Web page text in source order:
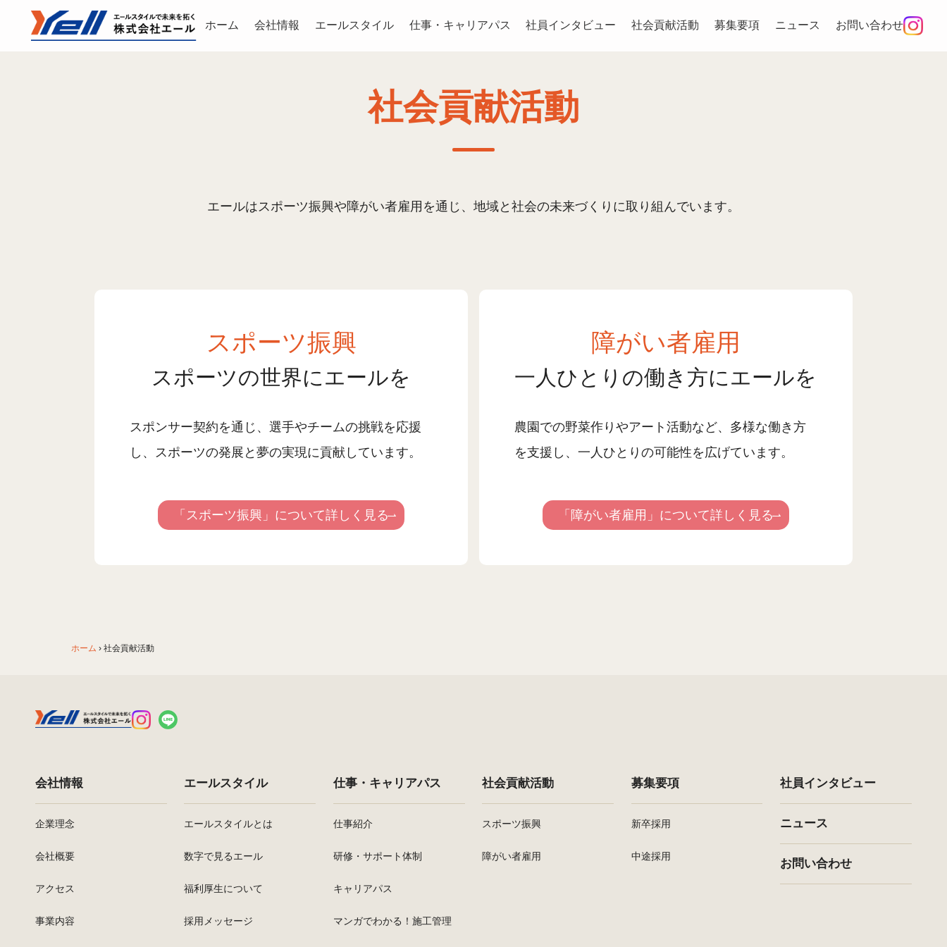
ホーム 会社情報 エールスタイル 仕事・キャリアパス 社員インタビュー 社会貢献活動 募集要項 ニュース お問い合わせ
社会貢献活動
エールはスポーツ振興や障がい者雇用を通じ、地域と社会の未来づくりに取り組んでいます。
スポーツ振興
スポーツの世界にエールを
スポンサー契約を通じ、選手やチームの挑戦を応援
し、スポーツの発展と夢の実現に貢献しています。
「スポーツ振興」について詳しく見る
障がい者雇用
一人ひとりの働き方にエールを
農園での野菜作りやアート活動など、多様な働き方
を支援し、一人ひとりの可能性を広げています。
「障がい者雇用」について詳しく見る
ホーム ›社会貢献活動
会社情報
企業理念
会社概要
アクセス
事業内容
エールスタイル
エールスタイルとは
数字で見るエール
福利厚生について
採用メッセージ
仕事・キャリアパス
仕事紹介
研修・サポート体制
キャリアパス
マンガでわかる！施工管理
社会貢献活動
スポーツ振興
障がい者雇用
募集要項
新卒採用
中途採用
社員インタビュー
ニュース
お問い合わせ